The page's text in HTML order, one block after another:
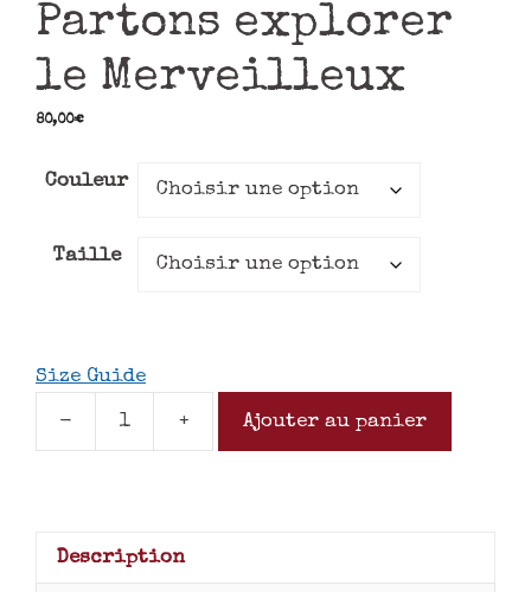
Partons explorer
le Merveilleux
80,00€
Couleur
Taille
Size Guide
- + Ajouter au panier
Description